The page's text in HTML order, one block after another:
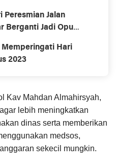
Peresmian Jalan
Berganti Jadi Opu
Memperingati Hari
2023
Kav Mahdan Almahirsyah,
lebih meningkatkan
dinas serta memberikan
medsos,
sekecil mungkin.